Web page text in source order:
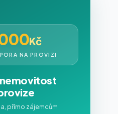
Kč
NA PROVIZI
přímo zájemcům